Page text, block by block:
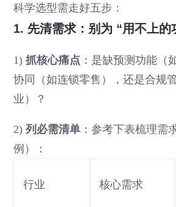
科学选型需走好五步：
1. 先清需求：别为 “用不上的
1)抓核心痛点 ：是缺预测功能（
协同（如连锁零售），还是合规
业）？
2)列必需清单 ：参考下表梳理需
例）：
行业 核心需求